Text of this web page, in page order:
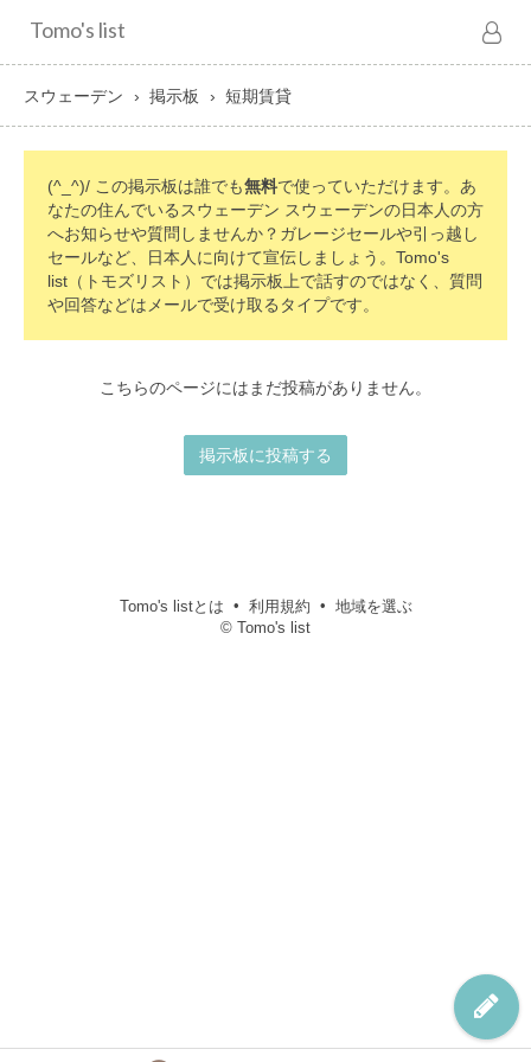
Tomo's list
スウェーデン 掲示板 短期賃貸
(^_^)/ この掲示板は誰でも無料で使っていただけます。あ
なたの住んでいるスウェーデン スウェーデンの日本人の方
へお知らせや質問しませんか？ガレージセールや引っ越し
セールなど、日本人に向けて宣伝しましょう。Tomo's
list（トモズリスト）では掲示板上で話すのではなく、質問
や回答などはメールで受け取るタイプです。
こちらのページにはまだ投稿がありません。
掲示板に投稿する
Tomo's listとは 利用規約
地域を選ぶ
© Tomo's list